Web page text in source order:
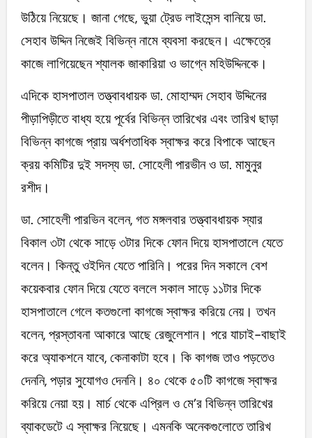
উঠিয়ে নিয়েছে। জানা গেছে, ভুয়া ট্রেড লাইসেন্স বানিয়ে ডা.
সেহাব উদ্দিন নিজেই বিভিন্ন নামে ব্যবসা করছেন। এক্ষেত্রে
কাজে লাগিয়েছেন শ্যালক জাকারিয়া ও ভাগ্নে মহিউদ্দিনকে।
এদিকে হাসপাতাল তত্ত্বাবধায়ক ডা. মোহাম্মদ সেহাব উদ্দিনের
পীড়াপিড়ীতে বাধ্য হয়ে পূর্বের বিভিন্ন তারিখের এবং তারিখ ছাড়া
বিভিন্ন কাগজে প্রায় অর্ধশতাধিক স্বাক্ষর করে বিপাকে আছেন
ক্রয় কমিটির দুই সদস্য ডা. সোহেলী পারভীন ও ডা. মামুনুর
রশীদ।
ডা. সোহেলী পারভিন বলেন, গত মঙ্গলবার তত্ত্বাবধায়ক স্যার
বিকাল ৩টা থেকে সাড়ে ৩টার দিকে ফোন দিয়ে হাসপাতালে যেতে
বলেন। কিন্তু ওইদিন যেতে পারিনি। পরের দিন সকালে বেশ
কয়েকবার ফোন দিয়ে যেতে বললে সকাল সাড়ে ১১টার দিকে
হাসপাতালে গেলে কতগুলো কাগজে স্বাক্ষর করিয়ে নেয়। তখন
বলেন, প্রস্তাবনা আকারে আছে রেজুলেশান। পরে যাচাই-বাছাই
করে অ্যাকশনে যাবে, কেনাকাটা হবে। কি কাগজ তাও পড়তেও
দেননি, পড়ার সুযোগও দেননি। ৪০ থেকে ৫০টি কাগজে স্বাক্ষর
করিয়ে নেয়া হয়। মার্চ থেকে এপ্রিল ও মে’র বিভিন্ন তারিখের
ব্যাকডেটে এ স্বাক্ষর নিয়েছে। এমনকি অনেকগুলোতে তারিখ